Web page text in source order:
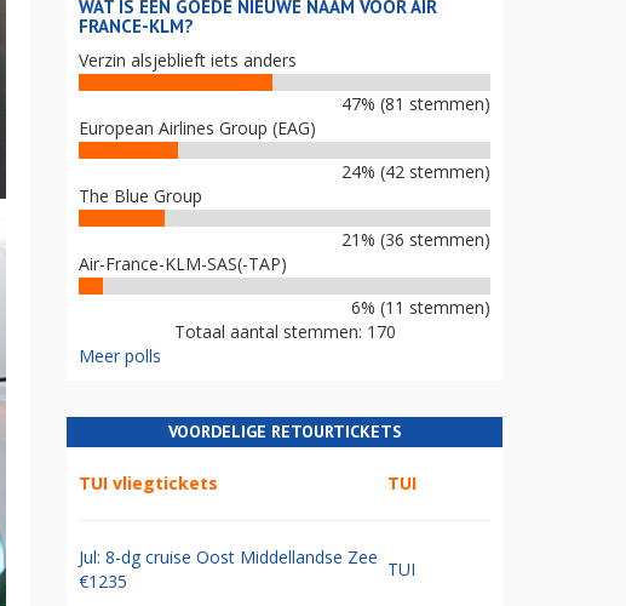
WAT IS EEN GOEDE NIEUWE NAAM VOOR AIR
FRANCE-KLM?
Verzin alsjeblieft iets anders
47% (81 stemmen)
European Airlines Group (EAG)
24% (42 stemmen)
The Blue Group
21% (36 stemmen)
Air-France-KLM-SAS(-TAP)
6% (11 stemmen)
Totaal aantal stemmen: 170
Meer polls
VOORDELIGE RETOURTICKETS
TUI vliegtickets TUI
Jul: 8-dg cruise Oost Middellandse Zee
€1235
TUI